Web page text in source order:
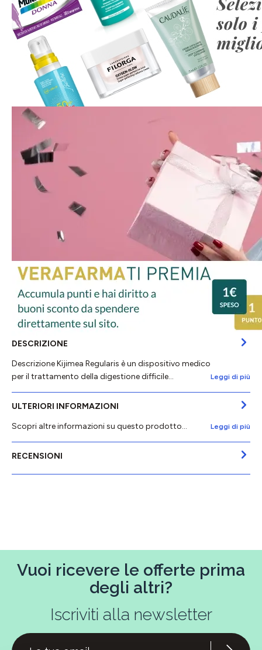
DESCRIZIONE
Descrizione Kijimea Regularis è un dispositivo medico
per il trattamento della digestione difficile…
Leggi di più
ULTERIORI INFORMAZIONI
Scopri altre informazioni su questo prodotto...
Leggi di più
RECENSIONI
Vuoi ricevere le offerte prima
degli altri?
Iscriviti alla newsletter